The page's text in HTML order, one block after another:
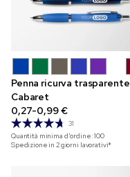
Penna ricurva trasparente
Cabaret
0,27-0,99 €
31
Quantità minima d'ordine:100
Spedizione in 2 giorni lavorativi*